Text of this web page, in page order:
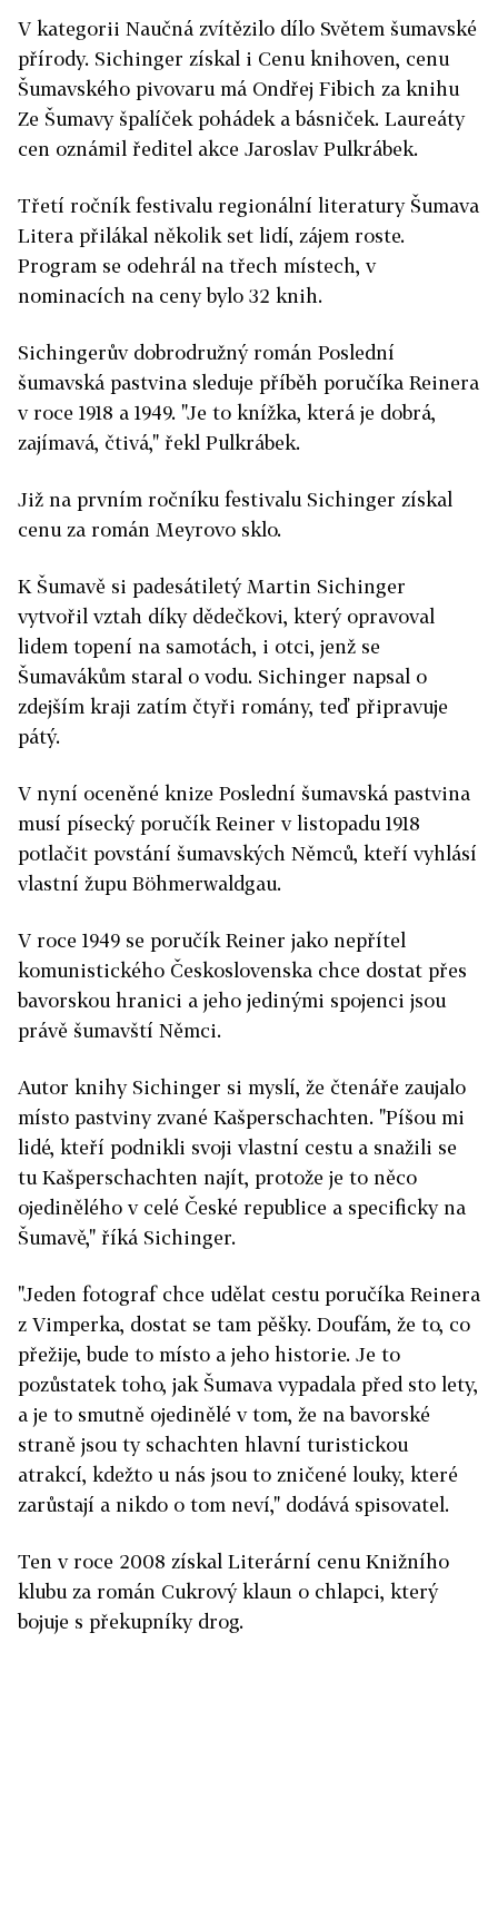
V kategorii Naučná zvítězilo dílo Světem šumavské
přírody. Sichinger získal i Cenu knihoven, cenu
Šumavského pivovaru má Ondřej Fibich za knihu
Ze Šumavy špalíček pohádek a básniček. Laureáty
cen oznámil ředitel akce Jaroslav Pulkrábek.
Třetí ročník festivalu regionální literatury Šumava
Litera přilákal několik set lidí, zájem roste.
Program se odehrál na třech místech, v
nominacích na ceny bylo 32 knih.
Sichingerův dobrodružný román Poslední
šumavská pastvina sleduje příběh poručíka Reinera
v roce 1918 a 1949. "Je to knížka, která je dobrá,
zajímavá, čtivá," řekl Pulkrábek.
Již na prvním ročníku festivalu Sichinger získal
cenu za román Meyrovo sklo.
K Šumavě si padesátiletý Martin Sichinger
vytvořil vztah díky dědečkovi, který opravoval
lidem topení na samotách, i otci, jenž se
Šumavákům staral o vodu. Sichinger napsal o
zdejším kraji zatím čtyři romány, teď připravuje
pátý.
V nyní oceněné knize Poslední šumavská pastvina
musí písecký poručík Reiner v listopadu 1918
potlačit povstání šumavských Němců, kteří vyhlásí
vlastní župu Böhmerwaldgau.
V roce 1949 se poručík Reiner jako nepřítel
komunistického Československa chce dostat přes
bavorskou hranici a jeho jedinými spojenci jsou
právě šumavští Němci.
Autor knihy Sichinger si myslí, že čtenáře zaujalo
místo pastviny zvané Kašperschachten. "Píšou mi
lidé, kteří podnikli svoji vlastní cestu a snažili se
tu Kašperschachten najít, protože je to něco
ojedinělého v celé České republice a specificky na
Šumavě," říká Sichinger.
"Jeden fotograf chce udělat cestu poručíka Reinera
z Vimperka, dostat se tam pěšky. Doufám, že to, co
přežije, bude to místo a jeho historie. Je to
pozůstatek toho, jak Šumava vypadala před sto lety,
a je to smutně ojedinělé v tom, že na bavorské
straně jsou ty schachten hlavní turistickou
atrakcí, kdežto u nás jsou to zničené louky, které
zarůstají a nikdo o tom neví," dodává spisovatel.
Ten v roce 2008 získal Literární cenu Knižního
klubu za román Cukrový klaun o chlapci, který
bojuje s překupníky drog.